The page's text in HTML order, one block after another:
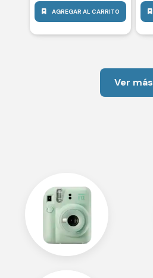
AGREGAR AL CARRITO
Ver más